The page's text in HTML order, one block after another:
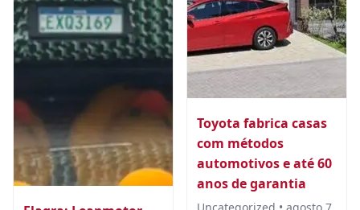
Toyota fabrica casas
com métodos
automotivos e até 60
anos de garantia